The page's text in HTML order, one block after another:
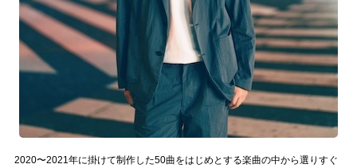
2020〜2021年に掛けて制作した50曲をはじめとする楽曲の中から選りすぐ